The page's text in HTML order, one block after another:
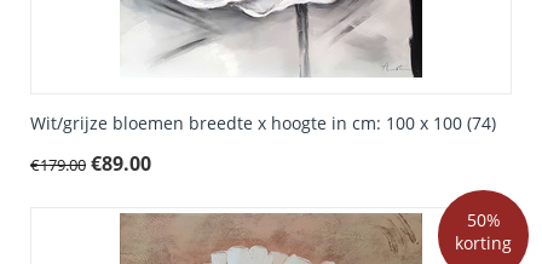
Wit/grijze bloemen breedte x hoogte in cm: 100 x 100 (74)
€179.00 €89.00
50%
korting